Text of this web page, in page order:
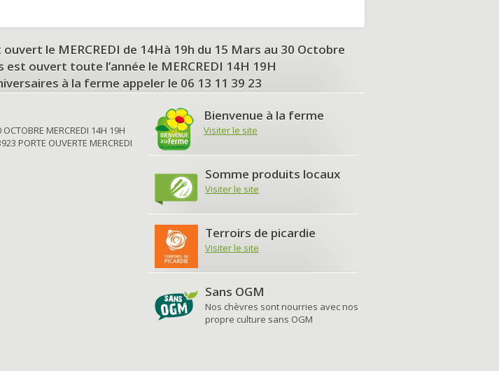
le MERCREDI de 14Hà 19h du 15 Mars au 30 Octobre
ouvert toute l’année le MERCREDI 14H 19H
à la ferme appeler le 06 13 11 39 23
MERCREDI 14H 19H
PORTE OUVERTE MERCREDI
Bienvenue à la ferme
Visiter le site
Somme produits locaux
Visiter le site
Terroirs de picardie
Visiter le site
Sans OGM
Nos chèvres sont nourries avec nos
propre culture sans OGM